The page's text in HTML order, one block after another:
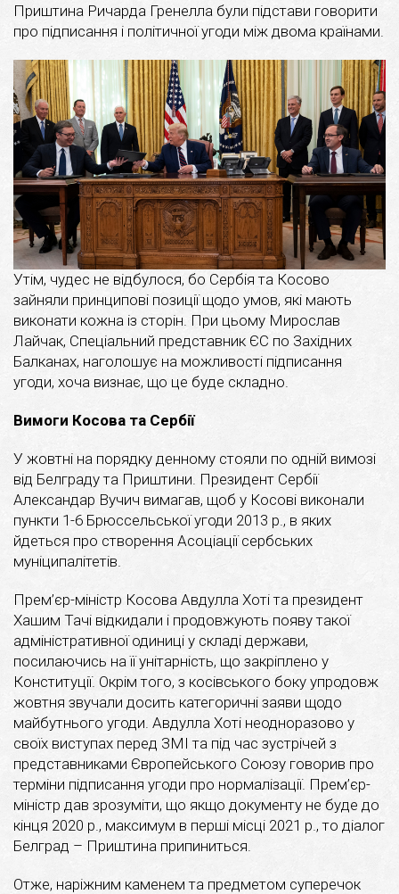
Приштина Ричарда Гренелла були підстави говорити
про підписання і політичної угоди між двома країнами.
Утім, чудес не відбулося, бо Сербія та Косово
зайняли принципові позиції щодо умов, які мають
виконати кожна із сторін. При цьому Мирослав
Лайчак, Спеціальний представник ЄС по Західних
Балканах, наголошує на можливості підписання
угоди, хоча визнає, що це буде складно.
Вимоги Косова та Сербії
У жовтні на порядку денному стояли по одній вимозі
від Белграду та Приштини. Президент Сербії
Александар Вучич вимагав, щоб у Косові виконали
пункти 1-6 Брюссельської угоди 2013 р., в яких
йдеться про створення Асоціації сербських
муніципалітетів.
Прем’єр-міністр Косова Авдулла Хоті та президент
Хашим Тачі відкидали і продовжують появу такої
адміністративної одиниці у складі держави,
посилаючись на її унітарність, що закріплено у
Конституції. Окрім того, з косівського боку упродовж
жовтня звучали досить категоричні заяви щодо
майбутнього угоди. Авдулла Хоті неодноразово у
своїх виступах перед ЗМІ та під час зустрічей з
представниками Європейського Союзу говорив про
терміни підписання угоди про нормалізації. Прем’єр-
міністр дав зрозуміти, що якщо документу не буде до
кінця 2020 р., максимум в перші місці 2021 р., то діалог
Белград – Приштина припиниться.
Отже, наріжним каменем та предметом суперечок